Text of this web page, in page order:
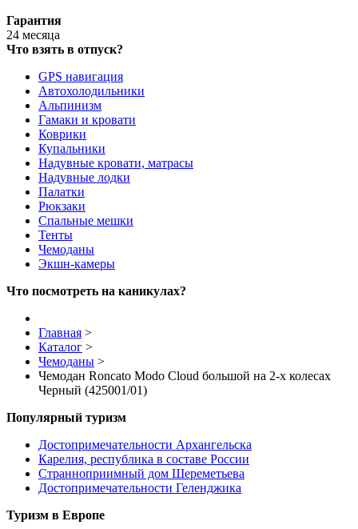
Гарантия
24 месяца
Что взять в отпуск?
GPS навигация
Автохолодильники
Альпинизм
Гамаки и кровати
Коврики
Купальники
Надувные кровати, матрасы
Надувные лодки
Палатки
Рюкзаки
Спальные мешки
Тенты
Чемоданы
Экшн-камеры
Что посмотреть на каникулах?
Главная >
Каталог >
Чемоданы >
Чемодан Roncato Modo Cloud большой на 2-х колесах
Черный (425001/01)
Популярный туризм
Достопримечательности Архангельска
Карелия, республика в составе России
Странноприимный дом Шереметьева
Достопримечательности Геленджика
Туризм в Европе